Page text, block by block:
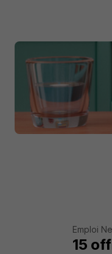
Effectuer une recherche
Emploi
15